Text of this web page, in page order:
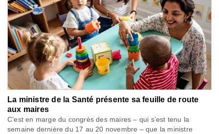
La ministre de la Santé présente sa feuille de route
aux maires
C’est en marge du congrès des maires – qui s’est tenu la
semaine dernière du 17 au 20 novembre – que la ministre